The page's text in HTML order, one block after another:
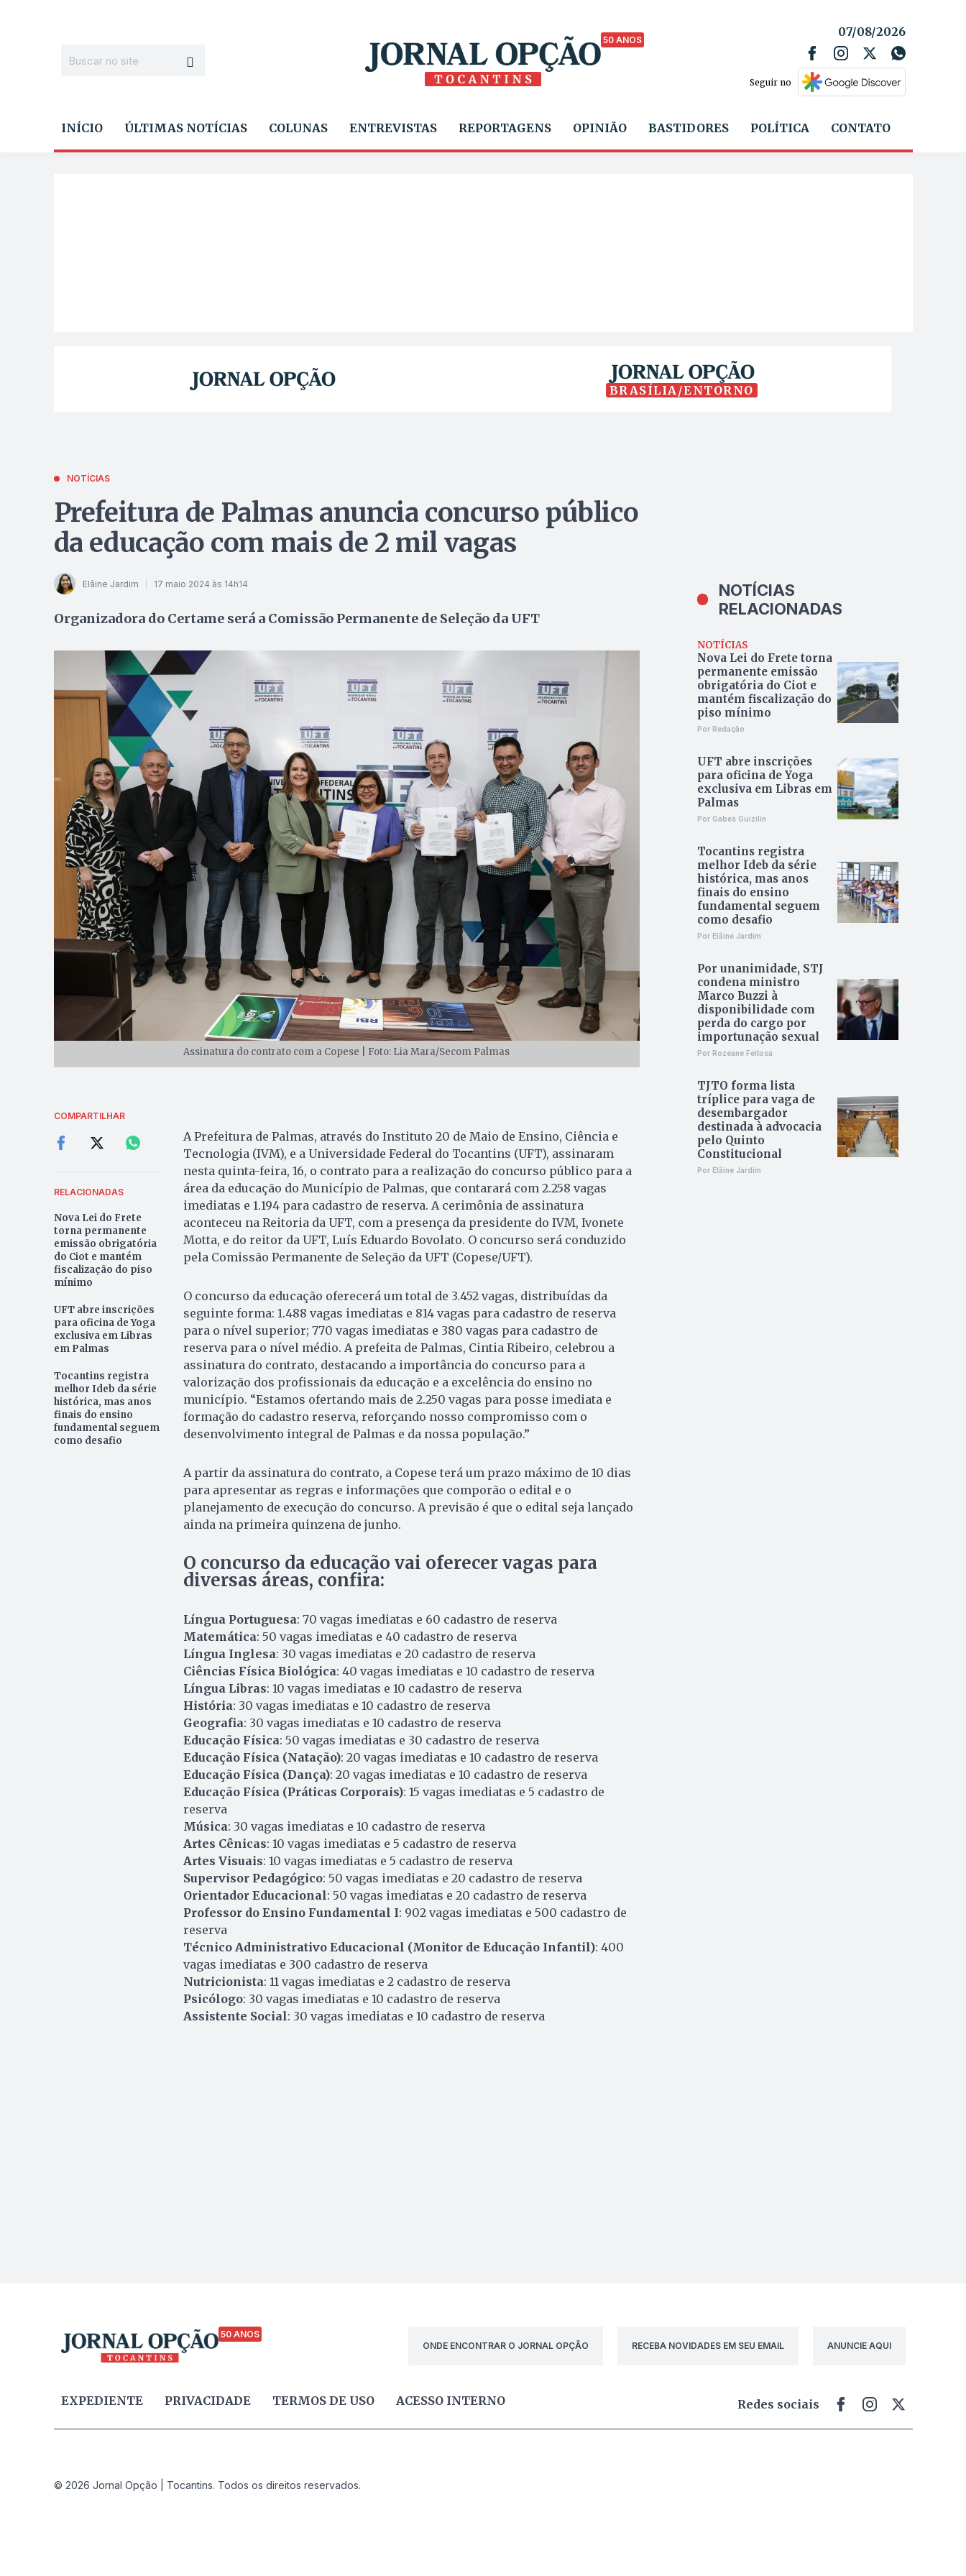
50 ANOS
07/08/2026
Seguir no
INÍCIO ÚLTIMAS NOTÍCIAS COLUNAS ENTREVISTAS REPORTAGENS OPINIÃO BASTIDORES POLÍTICA CONTATO
BRASÍLIA/ENTORNO
NOTÍCIAS
Prefeitura de Palmas anuncia concurso público
da educação com mais de 2 mil vagas
Elâine Jardim 17 maio 2024 às 14h14
Organizadora do Certame será a Comissão Permanente de Seleção da UFT
Assinatura do contrato com a Copese | Foto: Lia Mara/Secom Palmas
COMPARTILHAR
RELACIONADAS
Nova Lei do Frete
torna permanente
emissão obrigatória
do Ciot e mantém
fiscalização do piso
mínimo
UFT abre inscrições
para oficina de Yoga
exclusiva em Libras
em Palmas
Tocantins registra
melhor Ideb da série
histórica, mas anos
finais do ensino
fundamental seguem
como desafio
A Prefeitura de Palmas, através do Instituto 20 de Maio de Ensino, Ciência e
Tecnologia (IVM), e a Universidade Federal do Tocantins (UFT), assinaram
nesta quinta-feira, 16, o contrato para a realização do concurso público para a
área da educação do Município de Palmas, que contarará com 2.258 vagas
imediatas e 1.194 para cadastro de reserva. A cerimônia de assinatura
aconteceu na Reitoria da UFT, com a presença da presidente do IVM, Ivonete
Motta, e do reitor da UFT, Luís Eduardo Bovolato. O concurso será conduzido
pela Comissão Permanente de Seleção da UFT (Copese/UFT).
O concurso da educação oferecerá um total de 3.452 vagas, distribuídas da
seguinte forma: 1.488 vagas imediatas e 814 vagas para cadastro de reserva
para o nível superior; 770 vagas imediatas e 380 vagas para cadastro de
reserva para o nível médio. A prefeita de Palmas, Cintia Ribeiro, celebrou a
assinatura do contrato, destacando a importância do concurso para a
valorização dos profissionais da educação e a excelência do ensino no
município. “Estamos ofertando mais de 2.250 vagas para posse imediata e
formação do cadastro reserva, reforçando nosso compromisso com o
desenvolvimento integral de Palmas e da nossa população.”
A partir da assinatura do contrato, a Copese terá um prazo máximo de 10 dias
para apresentar as regras e informações que comporão o edital e o
planejamento de execução do concurso. A previsão é que o edital seja lançado
ainda na primeira quinzena de junho.
O concurso da educação vai oferecer vagas para
diversas áreas, confira:
Língua Portuguesa: 70 vagas imediatas e 60 cadastro de reserva
Matemática: 50 vagas imediatas e 40 cadastro de reserva
Língua Inglesa: 30 vagas imediatas e 20 cadastro de reserva
Ciências Física Biológica: 40 vagas imediatas e 10 cadastro de reserva
Língua Libras: 10 vagas imediatas e 10 cadastro de reserva
História: 30 vagas imediatas e 10 cadastro de reserva
Geografia: 30 vagas imediatas e 10 cadastro de reserva
Educação Física: 50 vagas imediatas e 30 cadastro de reserva
Educação Física (Natação): 20 vagas imediatas e 10 cadastro de reserva
Educação Física (Dança): 20 vagas imediatas e 10 cadastro de reserva
Educação Física (Práticas Corporais): 15 vagas imediatas e 5 cadastro de
reserva
Música: 30 vagas imediatas e 10 cadastro de reserva
Artes Cênicas: 10 vagas imediatas e 5 cadastro de reserva
Artes Visuais: 10 vagas imediatas e 5 cadastro de reserva
Supervisor Pedagógico: 50 vagas imediatas e 20 cadastro de reserva
Orientador Educacional: 50 vagas imediatas e 20 cadastro de reserva
Professor do Ensino Fundamental I: 902 vagas imediatas e 500 cadastro de
reserva
Técnico Administrativo Educacional (Monitor de Educação Infantil): 400
vagas imediatas e 300 cadastro de reserva
Nutricionista: 11 vagas imediatas e 2 cadastro de reserva
Psicólogo: 30 vagas imediatas e 10 cadastro de reserva
Assistente Social: 30 vagas imediatas e 10 cadastro de reserva
NOTÍCIAS
RELACIONADAS
NOTÍCIAS
Nova Lei do Frete torna
permanente emissão
obrigatória do Ciot e
mantém fiscalização do
piso mínimo
Por Redação
UFT abre inscrições
para oficina de Yoga
exclusiva em Libras em
Palmas
Por Gabes Guizilin
Tocantins registra
melhor Ideb da série
histórica, mas anos
finais do ensino
fundamental seguem
como desafio
Por Elâine Jardim
Por unanimidade, STJ
condena ministro
Marco Buzzi à
disponibilidade com
perda do cargo por
importunação sexual
Por Rozeane Feitosa
TJTO forma lista
tríplice para vaga de
desembargador
destinada à advocacia
pelo Quinto
Constitucional
Por Elâine Jardim
50 ANOS
ONDE ENCONTRAR O JORNAL OPÇÃO
RECEBA NOVIDADES EM SEU EMAIL ANUNCIE AQUI
EXPEDIENTE PRIVACIDADE TERMOS DE USO ACESSO INTERNO Redes sociais
© 2026 Jornal Opção | Tocantins. Todos os direitos reservados.